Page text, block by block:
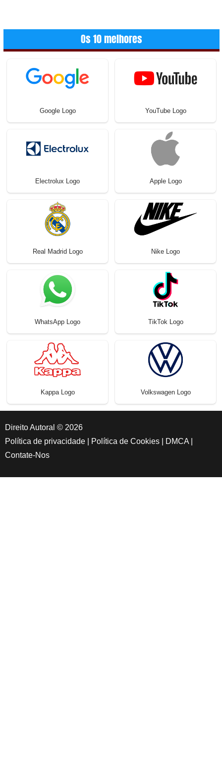
Os 10 melhores
Google Logo YouTube Logo
Electrolux Logo Apple Logo
Real Madrid Logo Nike Logo
WhatsApp Logo TikTok Logo
Kappa Logo Volkswagen Logo
Direito Autoral © 2026
Política de privacidade
Política de Cookies DMCA
Contate-Nos